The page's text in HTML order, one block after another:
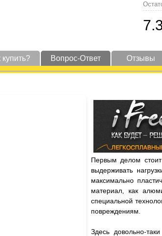
купить? Вопрос-Ответ Отзывы
Первым делом
выдерживать
максимально
материал, как
специальной
повреждениям.
Здесь довольно-